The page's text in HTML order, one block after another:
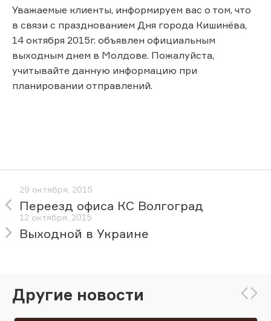
Уважаемые клиенты, информируем вас о том, что
в связи с празднованием Дня города Кишинёва,
14 октября 2015г. объявлен официальным
выходным днем в Молдове. Пожалуйста,
учитывайте данную информацию при
планировании отправлений.
29 октября, 2015
Переезд офиса КС Волгоград
12 октября, 2015
Выходной в Украине
Другие новости